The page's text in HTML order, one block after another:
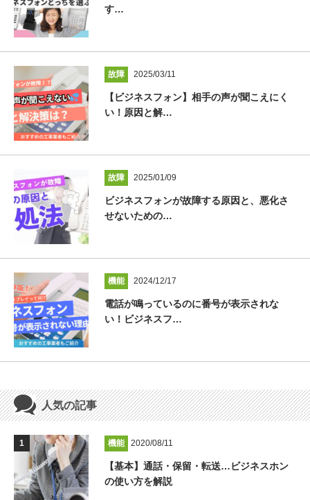
す…
故障 2025/03/11
【ビジネスフォン】相手の声が聞こえにく
い！原因と解…
故障 2025/01/09
ビジネスフォンが故障する原因と、悪化さ
せないための…
機能 2024/12/17
電話が鳴っているのに番号が表示されな
い！ビジネスフ…
人気の記事
機能 2020/08/11
【基本】通話・保留・転送…ビジネスホン
の使い方を解説